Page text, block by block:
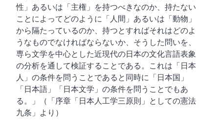
性」あるいは「主権」を持つべきなのか、持たない
ことによってどのように「人間」あるいは「動物」
から隔たっているのか、持つとすればそれはどのよ
うなものでなければならないか、そうした問いを、
専ら文学を中心とした近現代の日本の文化言語表象
の分析を通して検証することである。これは「日本
人」の条件を問うことであると同時に「日本国」
「日本語」「日本文学」の条件を問うことでもあ
る。」（「序章「日本人工学三原則」としての憲法
九条」より）